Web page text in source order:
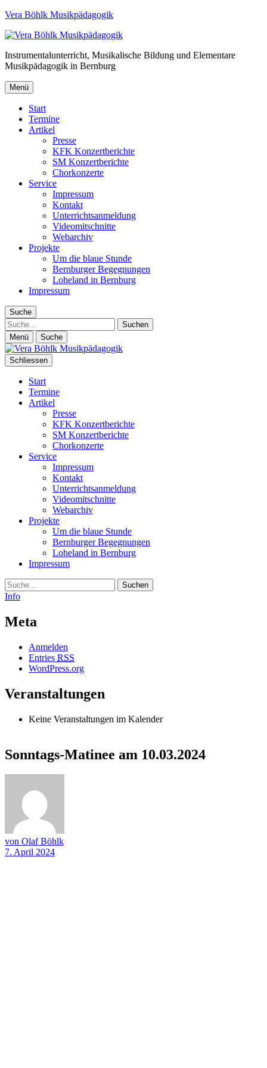
Vera Böhlk Musikpädagogik
Instrumentalunterricht, Musikalische Bildung und Elementare
Musikpädagogik in Bernburg
Menü
Start
Termine
Artikel
Presse
KFK Konzertberichte
SM Konzertberichte
Chorkonzerte
Service
Impressum
Kontakt
Unterrichtsanmeldung
Videomitschnitte
Webarchiv
Projekte
Um die blaue Stunde
Bernburger Begegnungen
Loheland in Bernburg
Impressum
Suche
Suche
Menü Suche
Schliessen
Start
Termine
Artikel
Presse
KFK Konzertberichte
SM Konzertberichte
Chorkonzerte
Service
Impressum
Kontakt
Unterrichtsanmeldung
Videomitschnitte
Webarchiv
Projekte
Um die blaue Stunde
Bernburger Begegnungen
Loheland in Bernburg
Impressum
Suche
Info
Meta
Anmelden
Entries RSS
WordPress.org
Veranstaltungen
Keine Veranstaltungen im Kalender
Sonntags-Matinee am 10.03.2024
von Olaf Böhlk
7. April 2024